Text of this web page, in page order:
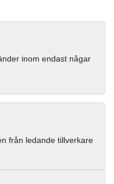
inom endast någar
från ledande tillverkare